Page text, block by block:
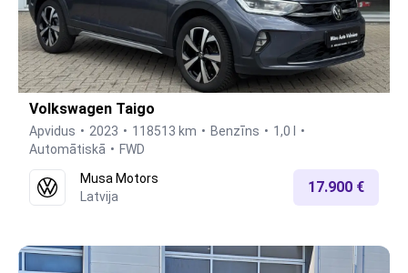
Volkswagen Taigo
Apvidus 2023 118513 km Benzīns
1,0 l
Automātiskā
FWD
Musa Motors
Latvija
17.900 €